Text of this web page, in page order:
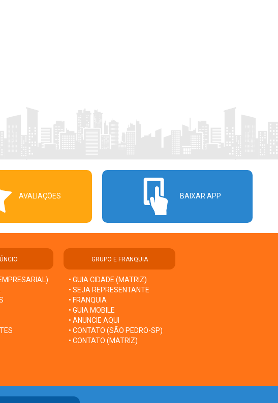
AVALIAÇÕES BAIXAR APP
GRUPO E FRANQUIA
• GUIA CIDADE (MATRIZ)
• SEJA REPRESENTANTE
• FRANQUIA
• GUIA MOBILE
• ANUNCIE AQUI
• CONTATO (SÃO PEDRO-SP)
• CONTATO (MATRIZ)